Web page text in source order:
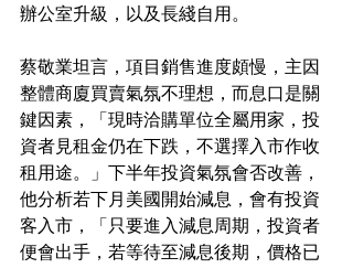
辦公室升級，以及長綫自用。
蔡敬業坦言，項目銷售進度頗慢，主因
整體商廈買賣氣氛不理想，而息口是關
鍵因素，「現時洽購單位全屬用家，投
資者見租金仍在下跌，不選擇入市作收
租用途。」下半年投資氣氛會否改善，
他分析若下月美國開始減息，會有投資
客入市，「只要進入減息周期，投資者
便會出手，若等待至減息後期，價格已